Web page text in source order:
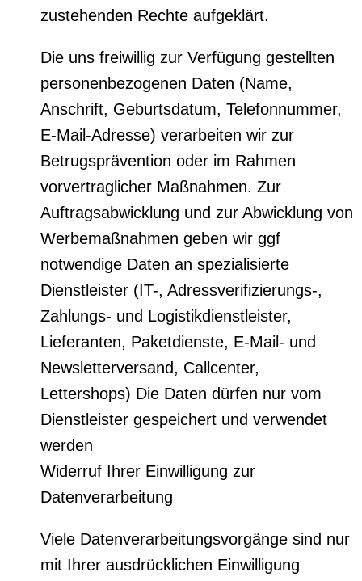
zustehenden Rechte aufgeklärt.
Die uns freiwillig zur Verfügung gestellten
personenbezogenen Daten (Name,
Anschrift, Geburtsdatum, Telefonnummer,
E-Mail-Adresse) verarbeiten wir zur
Betrugsprävention oder im Rahmen
vorvertraglicher Maßnahmen. Zur
Auftragsabwicklung und zur Abwicklung von
Werbemaßnahmen geben wir ggf
notwendige Daten an spezialisierte
Dienstleister (IT-, Adressverifizierungs-,
Zahlungs- und Logistikdienstleister,
Lieferanten, Paketdienste, E-Mail- und
Newsletterversand, Callcenter,
Lettershops) Die Daten dürfen nur vom
Dienstleister gespeichert und verwendet
werden
Widerruf Ihrer Einwilligung zur
Datenverarbeitung
Viele Datenverarbeitungsvorgänge sind nur
mit Ihrer ausdrücklichen Einwilligung